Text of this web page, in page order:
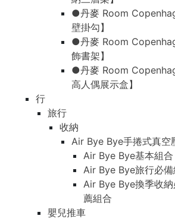
●丹麥 Room
壁掛勾】
●丹麥 Room
飾書架】
●丹麥 Room
高人偶展示盒】
行
旅行
收納
Air Bye Bye手捲式真空
Air Bye Bye基本組合
Air Bye Bye旅行必備
Air Bye Bye換季收
薦組合
嬰兒推車